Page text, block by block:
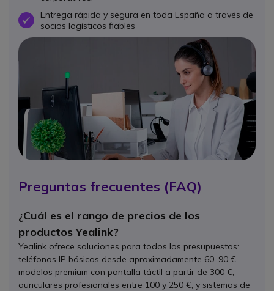
OKEntrega rápida y segura en toda España a través de
socios logísticos fiables
Preguntas frecuentes (FAQ)
¿Cuál es el rango de precios de los
productos Yealink?
Yealink ofrece soluciones para todos los presupuestos:
teléfonos IP básicos desde aproximadamente 60–90 €,
modelos premium con pantalla táctil a partir de 300 €,
auriculares profesionales entre 100 y 250 €, y sistemas de